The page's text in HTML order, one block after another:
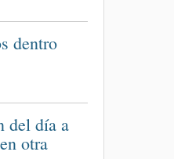
dentro
del día a
otra